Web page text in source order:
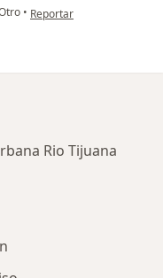
• en opinión del usuario
Reportar
Rio Tijuana